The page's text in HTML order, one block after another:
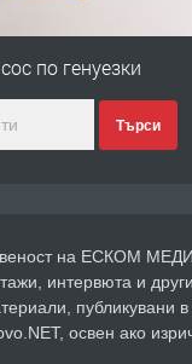
асфалт 0889 537 426
№4119 Едностаен
по генуезки
Търси
на ЕСКОМ
интервюта и други
публикувани в
освен ако